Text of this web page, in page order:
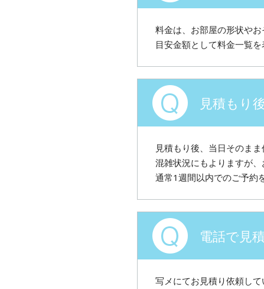
料金は、お部屋の形状やお
目安金額として料金一覧
見積もり
見積もり後、当日そのま
混雑状況にもよりますが
通常1週間以内でのご予約
電話で見
写メにてお見積り依頼し